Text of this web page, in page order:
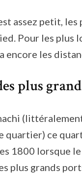
assez petit,
Pour les plus
les
plus
quartier) ce
1800 lorsque
plus grands